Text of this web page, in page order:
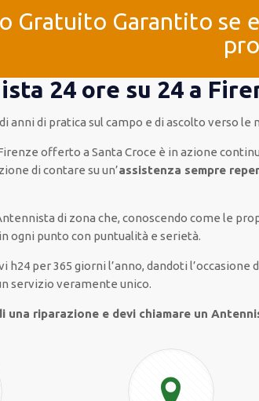
Gratuito Garantito se
24 ore su 24 a
di anni di pratica sul campo e di ascolto verso le
offerto a Santa Croce è in azione
dicontare su un’assistenza sempre
di zona che, conoscendo come le
in ogni punto con puntualità e serietà.
h24 per365 giorni l’anno, dandoti l’occasione
servizioveramente unico.
una riparazione e devi chiamare un